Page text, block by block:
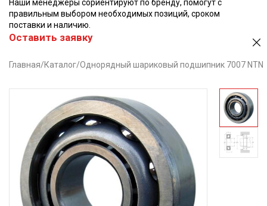
Наши менеджеры сориентируют по бренду, помогут с
правильным выбором необходимых позиций, сроком
поставки и наличию.
Оставить заявку
Главная/Каталог/Однорядный шариковый подшипник 7007 NTN